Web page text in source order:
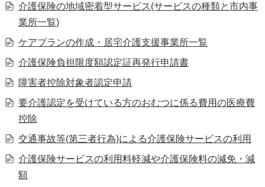
介護保険の地域密着型サービス(サービスの種類と市内事
業所一覧)
ケアプランの作成・居宅介護支援事業所一覧
介護保険負担限度額認定証再発行申請書
障害者控除対象者認定申請
要介護認定を受けている方のおむつに係る費用の医療費
控除
交通事故等(第三者行為)による介護保険サービスの利用
介護保険サービスの利用料軽減や介護保険料の減免・減
額